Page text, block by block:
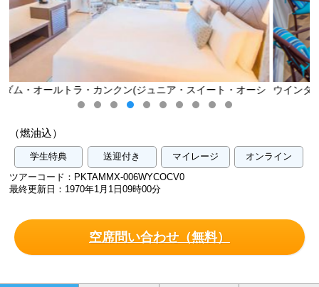
ート・オーシ
ウインダム・オールトラ・カンクン(ジュニア・スイー
ャン・ビュー)／イメージ
（燃油込）
学生特典 送迎付き マイレージ
オンライン
ツアーコード：PKTAMMX-006WYCOCV0
最終更新日：1970年1月1日09時00分
空席問い合わせ（無料）